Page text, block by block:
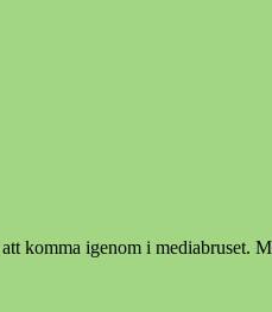
komma igenom i mediabruset.